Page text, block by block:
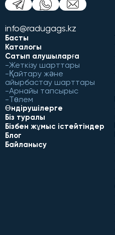
info@radugags.kz
Басты
Каталогы
Сатып алушыларға
Жеткізу шарттары
Қайтару және
айырбастау шарттары
Арнайы тапсырыс
Төлем
Өндірушілерге
Біз туралы
Бізбен жұмыс істейтіндер
Блог
Байланысу